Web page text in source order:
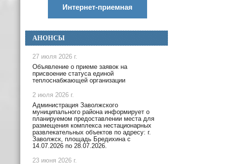
Интернет-приемная
АНОНСЫ
27 июля 2026 г.
Объявление о приеме заявок на
присвоение статуса единой
теплоснабжающей организации
2 июля 2026 г.
Администрация Заволжского
муниципального района информирует о
планируемом предоставлении места для
размещения комплекса нестационарных
развлекательных объектов по адресу: г.
Заволжск, площадь Бредихина с
14.07.2026 по 28.07.2026.
23 июня 2026 г.